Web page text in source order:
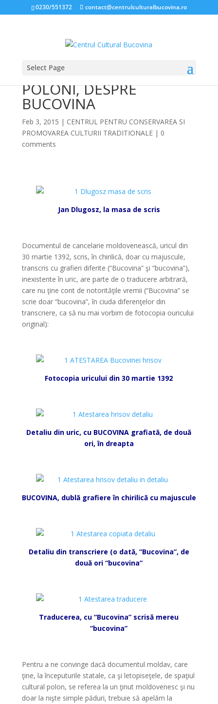
0230/551372 contact@centrulculturalbucovina.ro
Select Page
VECHI CRONICARI
POLONI, DESPRE
BUCOVINA
Feb 3, 2015 | CENTRUL PENTRU CONSERVAREA SI
PROMOVAREA CULTURII TRADITIONALE| 0
comments
Jan Dlugosz, la masa de scris
Documentul de cancelarie moldovenească, uricul din
30 martie 1392, scris, în chirilică, doar cu majuscule,
transcris cu grafieri diferite (“Bucovina” şi “bucovina”),
inexistente în uric, are parte de o traducere arbitrară,
care nu ţine cont de notorităţile vremii (“Bucovina” se
scrie doar “bucovina”, în ciuda diferenţelor din
transcriere, ca să nu mai vorbim de fotocopia ouricului
original):
Fotocopia uricului din 30 martie 1392
Detaliu din uric, cu BUCOVINA grafiată, de două
ori, în dreapta
BUCOVINA, dublă grafiere în chirilică cu majuscule
Detaliu din transcriere (o dată, “Bucovina”, de
două ori “bucovina”
Traducerea, cu “Bucovina” scrisă mereu
“bucovina”
Pentru a ne convinge dacă documentul moldav, care
ţine, la începuturile statale, ca şi letopiseţele, de spaţiul
cultural polon, se referea la un ţinut moldovenesc şi nu
doar la nişte simple păduri, trebuie să apelăm la